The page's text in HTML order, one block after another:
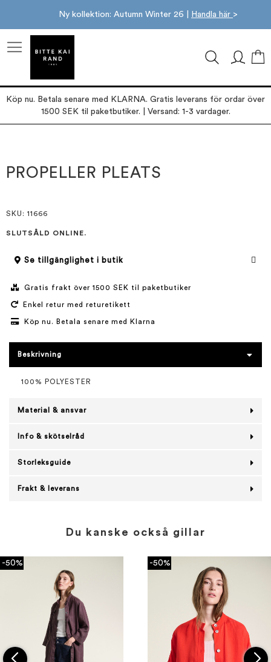
Ny kollektion: Autumn Winter 26 | Handla här >
Köp nu. Betala senare med KLARNA. Gratis leverans för ordar över
1500 SEK til paketbutiker. | Versand: 1-3 vardager.
slutet
av
början
avPROPELLER PLEATS
SKU : 11666
SLUTSÅLD ONLINE.
Se tillgänglighet i butik
Gratis frakt över 1500 SEK til paketbutiker
Enkel retur med returetikett
Köp nu. Betala senare med Klarna
Beskrivning
100% POLYESTER
Material & ansvar
Info & skötselråd
Storleksguide
Frakt & leverans
Du kanske också gillar
-50% -50%